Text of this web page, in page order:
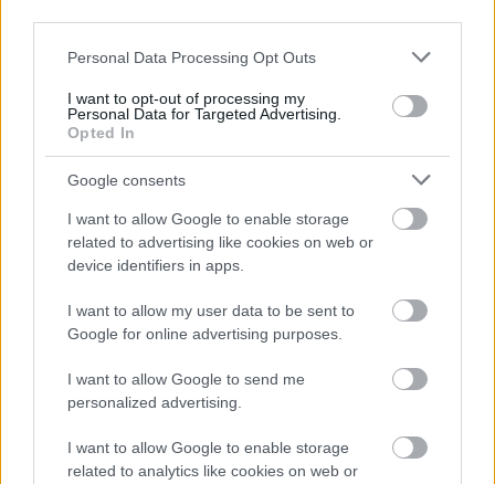
Please note that this website/app uses one or more Google
not limited to your visit or usage behaviour. You may click to
grant or deny consent to Google and its third-party tags to
use your data for below specified purposes in below Google
Personal Data Processing Opt Outs
I want to opt-out of processing my
Personal Data for Targeted Advertising.
Opted In
Google consents
I want to allow Google to enable storage
related to advertising like cookies on web or
device identifiers in apps.
I want to allow my user data to be sent to
Google for online advertising purposes.
I want to allow Google to send me
personalized advertising.
I want to allow Google to enable storage
related to analytics like cookies on web or
Zadnje objave
Rogla bo gostila tradicionalni 34. praznik šoferjev in